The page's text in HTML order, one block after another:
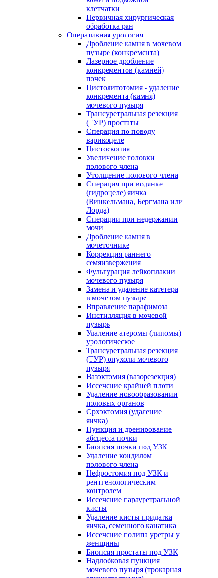
клетчатки
Первичная хирургическая
обработка ран
Оперативная урология
Дробление камня в мочевом
пузыре (конкремента)
Лазерное дробление
конкрементов (камней)
почек
Цистолитотомия - удаление
конкремента (камня)
мочевого пузыря
Трансуретральная резекция
(ТУР) простаты
Операция по поводу
варикоцеле
Цистоскопия
Увеличение головки
полового члена
Утолщение полового члена
Операция при водянке
(гидроцеле) яичка
(Винкельмана, Бергмана или
Лорда)
Операции при недержании
мочи
Дробление камня в
мочеточнике
Коррекция раннего
семяизвержения
Фульгурация лейкоплакии
мочевого пузыря
Замена и удаление катетера
в мочевом пузыре
Вправление парафимоза
Инстилляция в мочевой
пузырь
Удаление атеромы (липомы)
урологическое
Трансуретральная резекция
(ТУР) опухоли мочевого
пузыря
Вазэктомия (вазорезекция)
Иссечение крайней плоти
Удаление новообразований
половых органов
Орхэктомия (удаление
яичка)
Пункция и дренирование
абсцесса почки
Биопсия почки под УЗК
Удаление кондилом
полового члена
Нефростомия под УЗК и
рентгенологическим
контролем
Иссечение парауретральной
кисты
Удаление кисты придатка
яичка, семенного канатика
Иссечение полипа уретры у
женщины
Биопсия простаты под УЗК
Надлобковая пункция
мочевого пузыря (трокарная